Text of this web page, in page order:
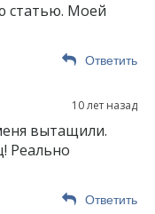
статью. Моей
Ответить
10 лет назад
вытащили.
Реально
Ответить